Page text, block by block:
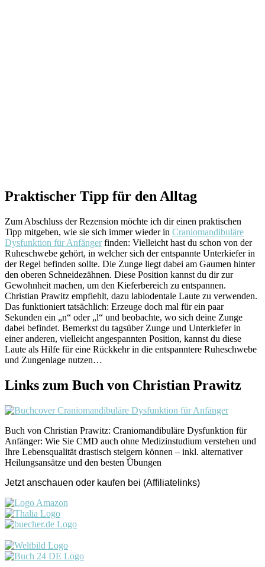
Praktischer Tipp für den Alltag
Zum Abschluss der Rezension möchte ich dir einen praktischen
Tipp mitgeben, wie sie sich immer wieder in Craniomandibuläre
Dysfunktion für Anfängerfinden: Vielleicht hast du schon von der
Ruheschwebe gehört, in welcher sich der entspannte Unterkiefer in
der Regel befinden sollte. Die Zunge liegt dabei am Gaumen hinter
den oberen Schneidezähnen. Diese Position kannst du dir zur
Gewohnheit machen, um den Kieferbereich zu entspannen.
Christian Prawitz empfiehlt, dazu labiodentale Laute zu verwenden.
Das funktioniert tatsächlich: Erzeuge doch mal für ein paar
Sekunden ein „n“ oder „l“ und beobachte, wo sich deine Zunge
dabei befindet. Bemerkst du tagsüber Zunge und Unterkiefer in
einer anderen, vielleicht angespannten Position, kannst du diese
Laute als Hilfe für eine Rückkehr in die entspanntere Ruheschwebe
und Zungenlage nutzen…
Links zum Buch von Christian Prawitz
Buch von Christian Prawitz: Craniomandibuläre Dysfunktion für
Anfänger: Wie Sie CMD auch ohne Medizinstudium verstehen und
Ihre Lebensqualität drastisch steigern können – inkl. alternativer
Heilungsansätze und den besten Übungen
Jetzt anschauen oder kaufen bei (Affiliatelinks)